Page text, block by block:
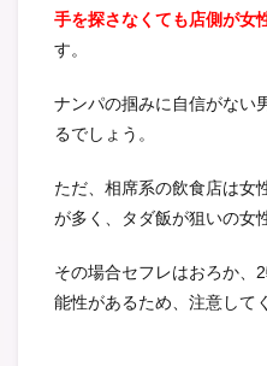
手を探さなくても店側が女
す。
ナンパの掴みに自信がない
るでしょう。
ただ、相席系の飲食店は女
が多く、タダ飯が狙いの女
その場合セフレはおろか、
能性があるため、注意して